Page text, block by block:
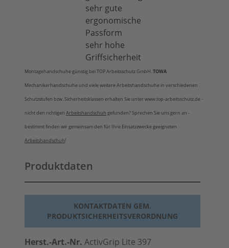
sehr gute
ergonomische
Passform
sehr hohe
Griffsicherheit
Montagehandschuhe günstig bei TOP Arbeitsschutz GmbH.TOWA
Mechanikerhandschuhe und viele weitere Arbeitshandschuhe in verschiedenen
Schutzstufen bzw. Sicherheitsklassen erhalten Sie unter www.top-arbeitsschutz.de -
nicht den richtigen Arbeitshandschuh gefunden? Sprechen Sie uns gern an -
bestimmt finden wir gemeinsam den für Ihre Einsatzzwecke geeigneten
Arbeitshandschuh!
Produktdaten
KONTAKTDATEN GEM.
PRODUKTSICHERHEITSVERORDNUNG
Herst.-Art.-Nr. ActivGrip Lite 397